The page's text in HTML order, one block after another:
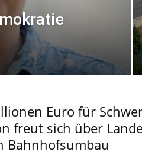
Euro für
freut sich über
Bahnhofsumbau